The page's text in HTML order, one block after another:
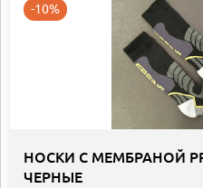
-10%
НОСКИ С МЕМБРАНОЙ
ЧЕРНЫЕ